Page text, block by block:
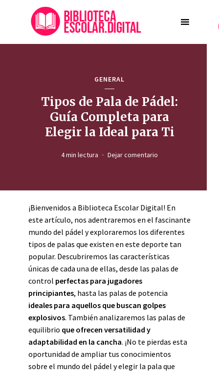
GENERAL
Tipos de Pala de Pádel:
Guía Completa para
Elegir la Ideal para Ti
4 min lectura Dejar comentario
¡Bienvenidos a Biblioteca Escolar Digital! En
este artículo, nos adentraremos en el fascinante
mundo del pádel y exploraremos los diferentes
tipos de palas que existen en este deporte tan
popular. Descubriremos las características
únicas de cada una de ellas, desde las palas de
control perfectas para jugadores
principiantes, hasta las palas de potencia
ideales para aquellos que buscan golpes
explosivos. También analizaremos las palas de
equilibrio que ofrecen versatilidad y
adaptabilidad en la cancha. ¡No te pierdas esta
oportunidad de ampliar tus conocimientos
sobre el mundo del pádel y elegir la pala que